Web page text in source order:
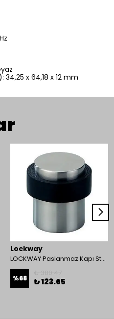
34,25 x 64,18 x 12 mm
Lockway
LOCKWAY Paslanmaz Kapı Stoperi
%68 ₺ 123.65